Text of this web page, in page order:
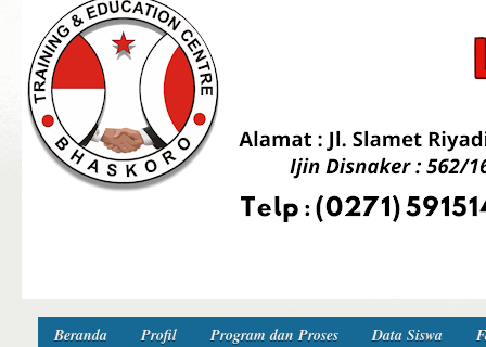
Beranda Profil Program dan Proses Data Siswa